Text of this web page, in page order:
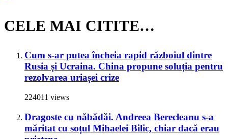
CELE MAI CITITE…
Cum s-ar putea încheia rapid războiul dintre
Rusia și Ucraina. China propune soluția pentru
rezolvarea uriașei crize
224011 views
Dragoste cu năbădăi. Andreea Berecleanu s-a
măritat cu soțul Mihaelei Bilic, chiar dacă erau